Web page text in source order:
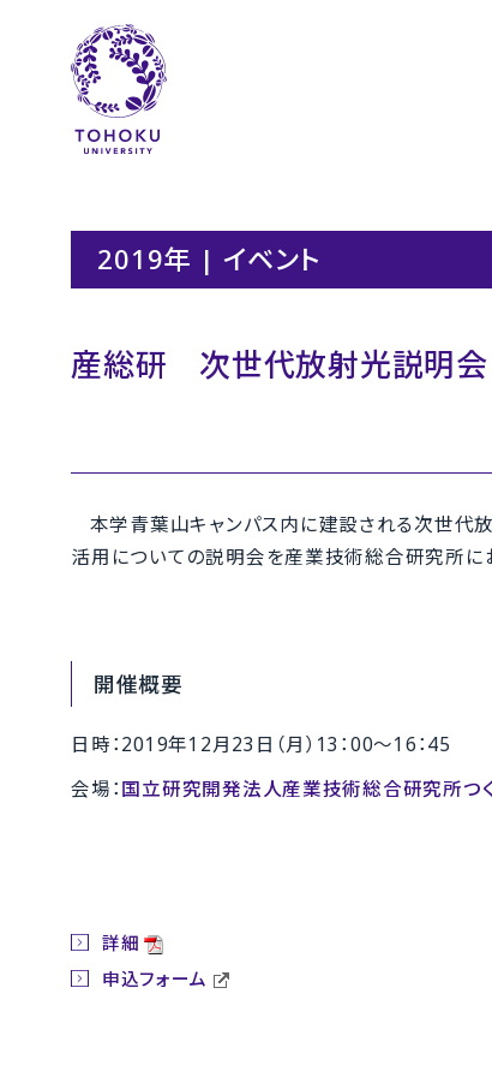
2019年 | イベント
産総研 次世代放射光説明会
本学青葉山キャンパス内に建設される次世代
活用についての説明会を産業技術総合研究所に
開催概要
日時：2019年12月23日（月）13：00～16：45
会場：国立研究開発法人産業技術総合研究所つ
詳細
申込フォーム